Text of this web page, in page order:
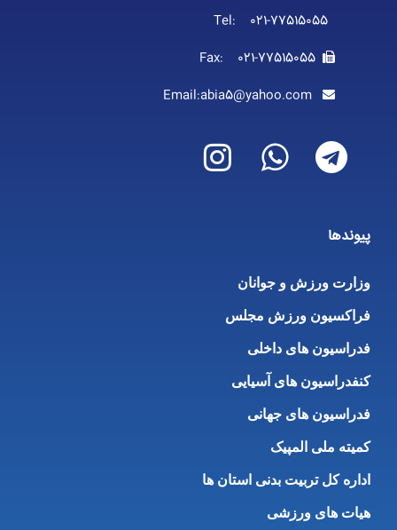
پیوندها
وزارت ورزش و جوانان
فراکسیون ورزش مجلس
فدراسیون های داخلی
کنفدراسیون های آسیایی
فدراسیون های جهانی
کمیته ملی المپیک
اداره کل تربیت بدنی استان ها
هیات های ورزشی